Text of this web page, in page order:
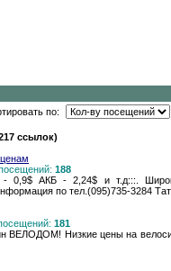
по:
ссылок)
188
АКБ - 2,24$ и т.д:::.
по тел.(095)735-3284
181
ВЕЛОДОМ! Низкие цены на